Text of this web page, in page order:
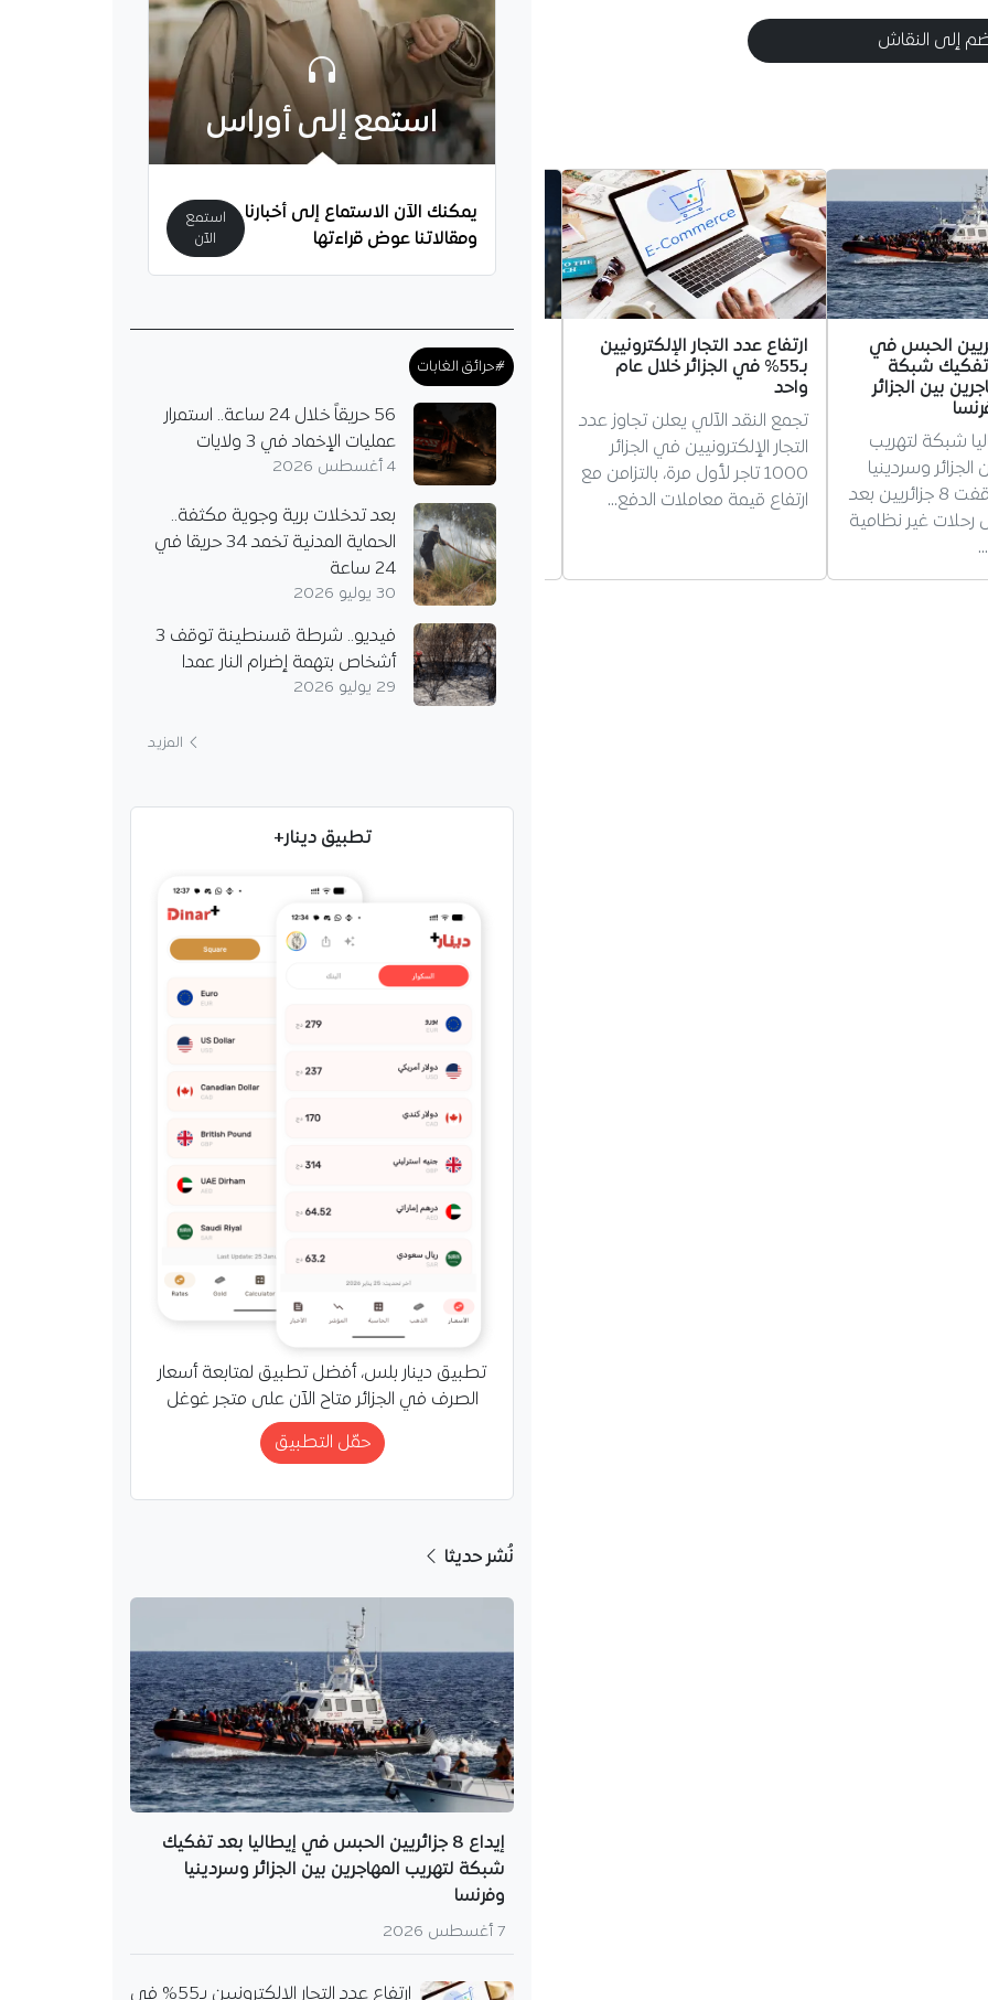
إلى النقاش
8 جزائريين الحبس في
تفكيك شبكة
بين الجزائر
شبكة لتهريب
الجزائر وسردينيا
وفرنسا، وأوقفت 8 جزائريين بعد
غير نظامية
ارتفاع عدد التجار الإلكترونيين
بـ55% في الجزائر خلال عام
واحد
تجمع النقد الآلي يعلن تجاوز عدد
التجار الإلكترونيين في الجزائر
1000 تاجر لأول مرة، بالتزامن مع
ارتفاع قيمة معاملات الدفع…
نادٍ يوناني يقدم عرضه الأول
لضم أكرم بوراس
تلقى أكرم بوراس عرضًا أول من
نادٍ يوناني لضمه، غير أن ناديه
الحالي رفضه متمسكًا بخدمات
لاعب الوسط الجزائري المتألق…
استمع إلى أوراس
يمكنك الآن الاستماع إلى أخبارنا
ومقالاتنا عوض قراءتها
استمع
الآن
#حرائق الغابات
56 حريقاً خلال 24 ساعة.. استمرار
عمليات الإخماد في 3 ولايات
4 أغسطس 2026
بعد تدخلات برية وجوية مكثفة..
الحماية المدنية تخمد 34 حريقا في
24 ساعة
30 يوليو 2026
فيديو.. شرطة قسنطينة توقف 3
أشخاص بتهمة إضرام النار عمدا
29 يوليو 2026
المزيد
تطبيق دينار+
تطبيق دينار بلس، أفضل تطبيق لمتابعة أسعار
الصرف في الجزائر متاح الآن على متجر غوغل
حمّل التطبيق
نُشر حديثا
إيداع 8 جزائريين الحبس في إيطاليا بعد تفكيك
شبكة لتهريب المهاجرين بين الجزائر وسردينيا
وفرنسا
7 أغسطس 2026
ارتفاع عدد التجار الإلكترونيين بـ55% في